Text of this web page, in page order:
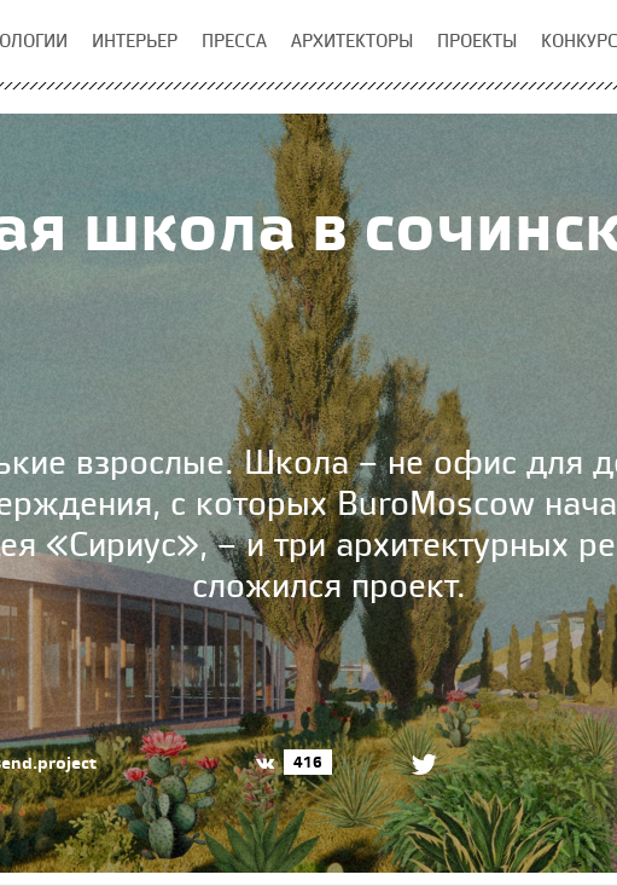
ИНТЕРЬЕР ПРЕССА АРХИТЕКТОРЫ ПРОЕКТЫ
школа в
взрослые. Школа – не офис для
с которых BuroMoscow
«Сириус», – и три архитектурных
сложился проект.
416